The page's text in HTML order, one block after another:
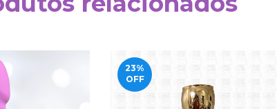
23%
OFF